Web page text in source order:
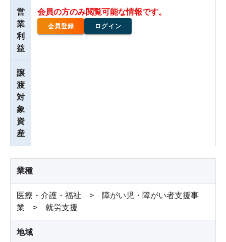
営
業
利
益
会員の方のみ閲覧可能な情報です。
会員登録 ログイン
譲
渡
対
象
資
産
業種
医療・介護・福祉 > 障がい児・障がい者支援事
業 > 就労支援
地域